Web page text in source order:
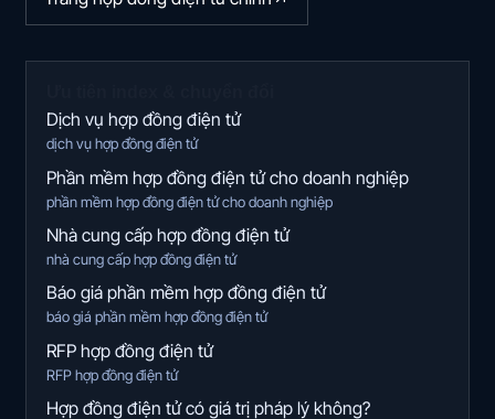
Dịch vụ hợp đồng điện tử
dịch vụ hợp đồng điện tử
Phần mềm hợp đồng điện tử cho doanh nghiệp
phần mềm hợp đồng điện tử cho doanh nghiệp
Nhà cung cấp hợp đồng điện tử
nhà cung cấp hợp đồng điện tử
Báo giá phần mềm hợp đồng điện tử
báo giá phần mềm hợp đồng điện tử
RFP hợp đồng điện tử
RFP hợp đồng điện tử
Hợp đồng điện tử có giá trị pháp lý không?